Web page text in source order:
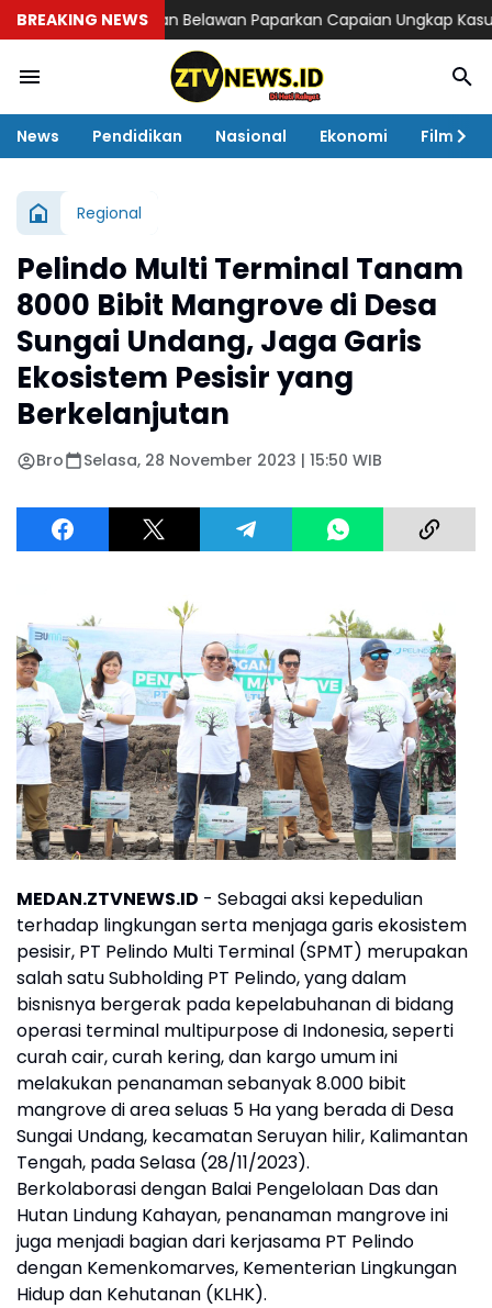
BREAKING NEWS
Pelabuhan Belawan Paparkan Capaian Ungkap Kasus,
News Pendidikan Nasional Ekonomi Film
Regional
Pelindo Multi Terminal Tanam
8000 Bibit Mangrove di Desa
Sungai Undang, Jaga Garis
Ekosistem Pesisir yang
Berkelanjutan
Bro Selasa, 28 November 2023 | 15:50 WIB
MEDAN.ZTVNEWS.ID - Sebagai aksi kepedulian
terhadap lingkungan serta menjaga garis ekosistem
pesisir, PT Pelindo Multi Terminal (SPMT) merupakan
salah satu Subholding PT Pelindo, yang dalam
bisnisnya bergerak pada kepelabuhanan di bidang
operasi terminal multipurpose di Indonesia, seperti
curah cair, curah kering, dan kargo umum ini
melakukan penanaman sebanyak 8.000 bibit
mangrove di area seluas 5 Ha yang berada di Desa
Sungai Undang, kecamatan Seruyan hilir, Kalimantan
Tengah, pada Selasa (28/11/2023).
Berkolaborasi dengan Balai Pengelolaan Das dan
Hutan Lindung Kahayan, penanaman mangrove ini
juga menjadi bagian dari kerjasama PT Pelindo
dengan Kemenkomarves, Kementerian Lingkungan
Hidup dan Kehutanan (KLHK).